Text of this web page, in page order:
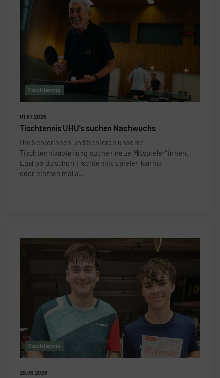
Tischtennis
01.07.2026
Tischtennis UHU's suchen Nachwuchs
Die Seniorinnen und Senioren unserer
Tischtennisabteilung suchen neue Mitspieler*innen.
Egal ob du schon Tischtennis spielen kannst
oder einfach mal a…
Tischtennis
29.06.2026